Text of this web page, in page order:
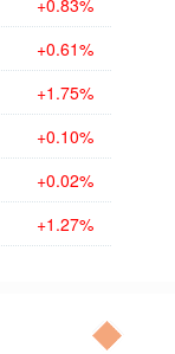
+0.61%
+1.75%
+0.10%
+0.02%
+1.27%